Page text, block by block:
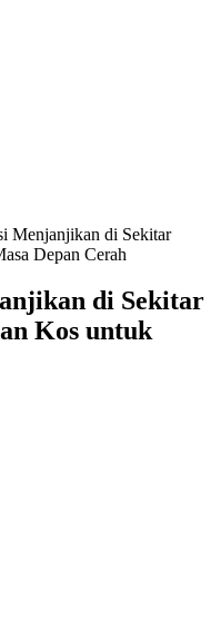
Menjanjikan di Sekitar
Depan Cerah
di Sekitar
Kos untuk